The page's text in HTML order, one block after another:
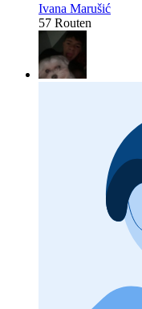
Ivana Marušić
57 Routen